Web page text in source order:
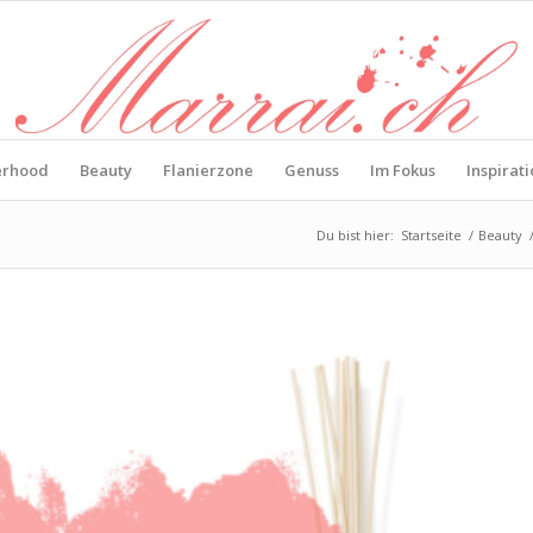
Beauty Flanierzone Genuss Im Fokus
Du bist hier: Startseite / Beauty /